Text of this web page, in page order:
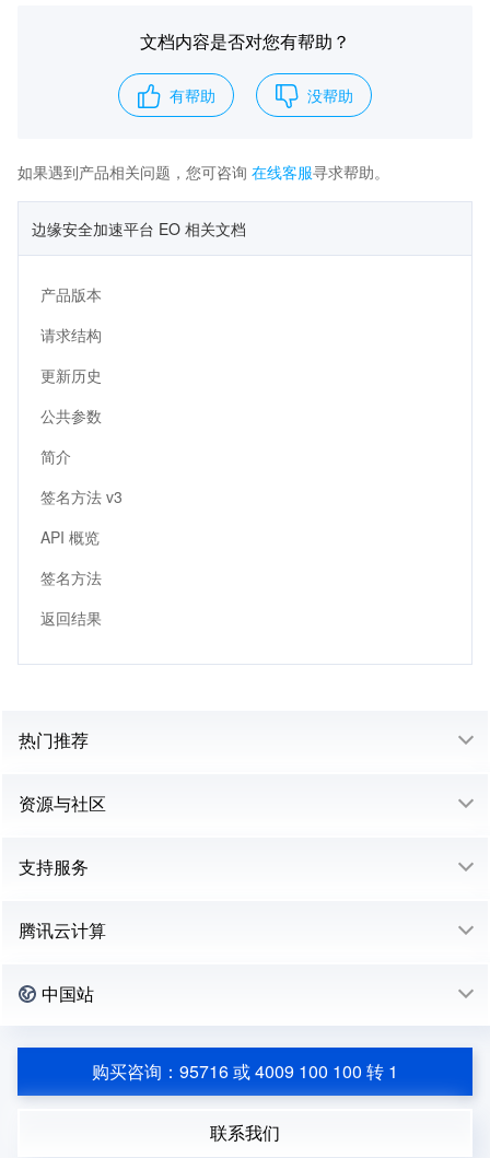
文档内容是否对您有帮助？
有帮助 没帮助
如果遇到产品相关问题，您可咨询 在线客服寻求帮助。
边缘安全加速平台 EO 相关文档
产品版本
请求结构
更新历史
公共参数
简介
签名方法 v3
API 概览
签名方法
返回结果
热门推荐
资源与社区
支持服务
腾讯云计算
中国站
购买咨询：95716 或 4009 100 100 转 1
联系我们